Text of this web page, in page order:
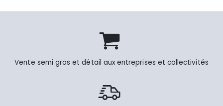
Vente semi gros et détail aux entreprises et collectivités